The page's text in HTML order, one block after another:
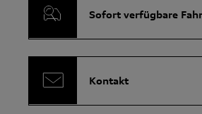
Sofort verfügbare
Kontakt